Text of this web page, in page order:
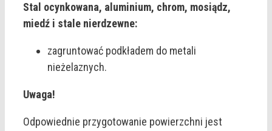
Stal ocynkowana, aluminium, chrom, mosiądz,
miedź i stale nierdzewne:
zagruntować podkładem do metali
nieżelaznych.
Uwaga!
Odpowiednie przygotowanie powierzchni jest